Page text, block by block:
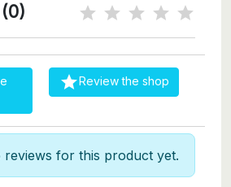
Review the shop
reviews for this product yet.